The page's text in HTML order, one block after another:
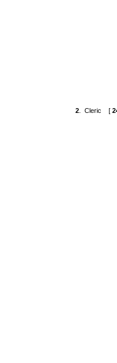
2 Cleric [